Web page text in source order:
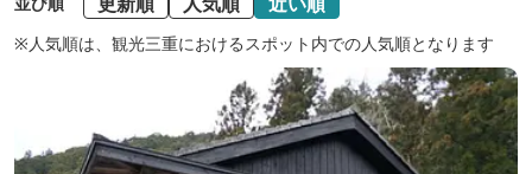
※人気順は、観光三重におけるスポット内での人気順となります